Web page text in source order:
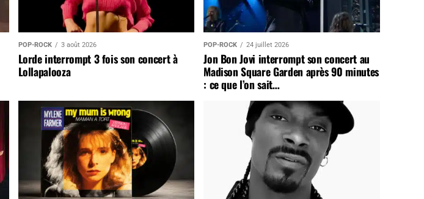
POP-ROCK 3 août 2026
Lorde interrompt 3 fois son concert à
Lollapalooza
POP-ROCK 24 juillet 2026
Jon Bon Jovi interrompt son concert au
Madison Square Garden après 90 minutes
: ce que l’on sait…